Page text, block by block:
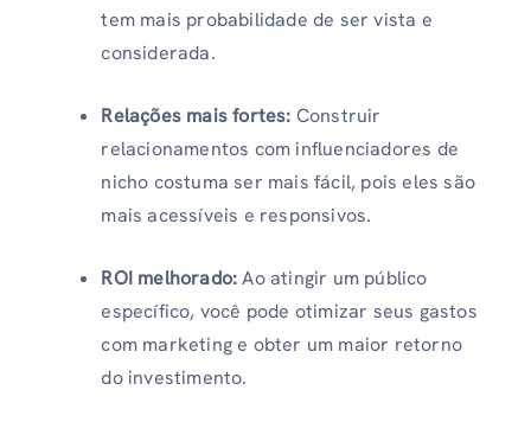
tem mais probabilidade de ser vista e
considerada.
Relações mais fortes: Construir
relacionamentos com influenciadores de
nicho costuma ser mais fácil, pois eles são
mais acessíveis e responsivos.
ROI melhorado:Ao atingir um público
específico, você pode otimizar seus gastos
com marketing e obter um maior retorno
do investimento.